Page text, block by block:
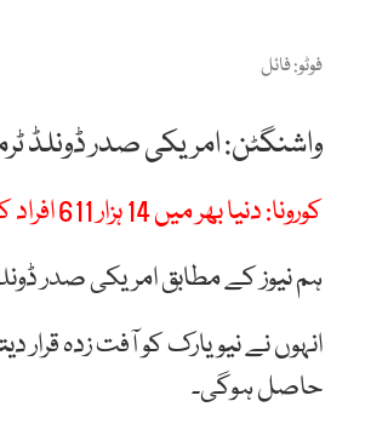
فوٹو: فائل
واشنگٹن: امریکی صدر ڈونلڈ
کورونا: دنیا بھر میں 14 ہزار 611 افراد کی زندگیاں لے گیا
ہم نیوز کے مطابق امریکی صدر
انہوں نے نیویارک کو آفت زدہ
حاصل ہوگی۔